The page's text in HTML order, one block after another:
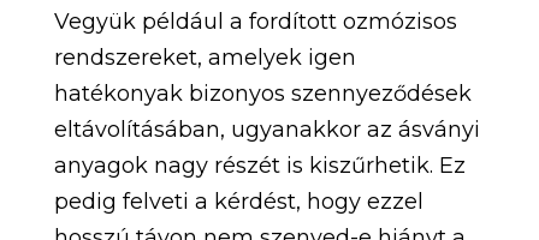
Vegyük például a fordított ozmózisos
rendszereket, amelyek igen
hatékonyak bizonyos szennyeződések
eltávolításában, ugyanakkor az ásványi
anyagok nagy részét is kiszűrhetik. Ez
pedig felveti a kérdést, hogy ezzel